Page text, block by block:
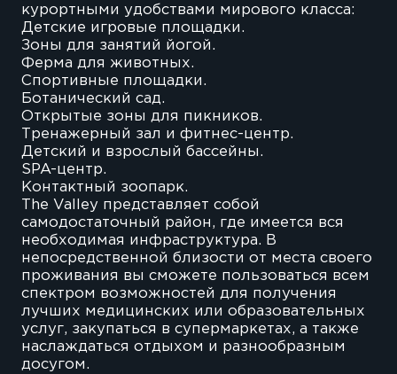
курортными удобствами мирового класса:
Детские игровые площадки.
Зоны для занятий йогой.
Ферма для животных.
Спортивные площадки.
Ботанический сад.
Открытые зоны для пикников.
Тренажерный зал и фитнес-центр.
Детский и взрослый бассейны.
SPA-центр.
Контактный зоопарк.
The Valley представляет собой
самодостаточный район, где имеется вся
необходимая инфраструктура. В
непосредственной близости от места своего
проживания вы сможете пользоваться всем
спектром возможностей для получения
лучших медицинских или образовательных
услуг, закупаться в супермаркетах, а также
наслаждаться отдыхом и разнообразным
досугом.